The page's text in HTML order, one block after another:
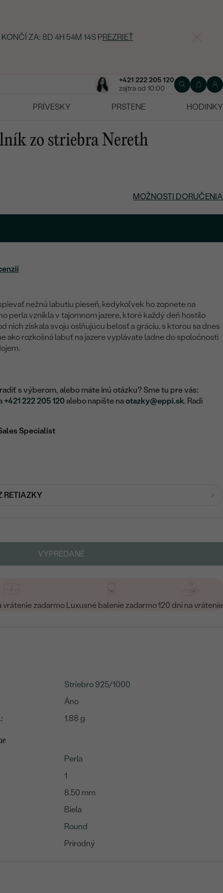
KONČÍ ZA: 8D 4H 54M 13SPREZRIEŤ
+421 222 205 120
zajtra od 10:00
PRÍVESKY PRSTENE
HODINKY
zo striebra Nereth
MOŽNOSTI DORUČENIA
nežnú labutiu pieseň, kedykoľvek ho zopnete na
perla vznikla v tajomnom jazere, ktoré každý deň hostilo
nich získala svoju oslňujúcu belosť a gráciu, s ktorou sa dnes
ako rozkošná labuť na jazere vyplávate ladne do spoločnosti
s výberom, alebo máte inú otázku? Sme tu pre vás:
+421 222 205 120alebo napíšte naotazky@eppi.sk. Radi
Specialist
RETIAZKY
VYPREDANÉ
vrátenie zadarmo Luxusné balenie zadarmo120 dní na vrátenie
Striebro 925/1000
Áno
1.88 g
Perla
1
8.50 mm
Biela
Round
Prírodný